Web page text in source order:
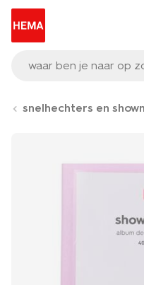
waar ben je naar op
snelhechters en